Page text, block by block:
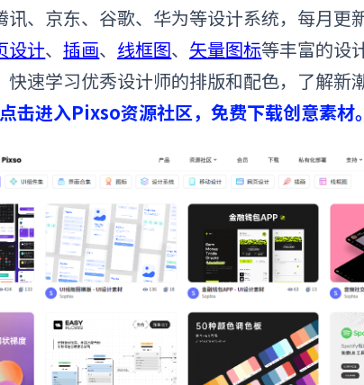
讯、京东、谷歌、华为等设计系统，每月更
设计、插画、 线框图、 矢量图标等丰富的设
快速学习优秀设计师的排版和配色，了解新
点击进入Pixso资源社区，免费下载创意素材。